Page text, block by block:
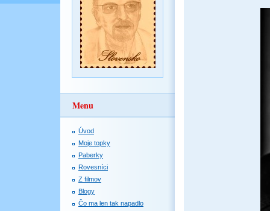
Menu
Úvod
Moje topky
Paberky
Rovesníci
Z filmov
Blogy
Čo ma len tak napadlo